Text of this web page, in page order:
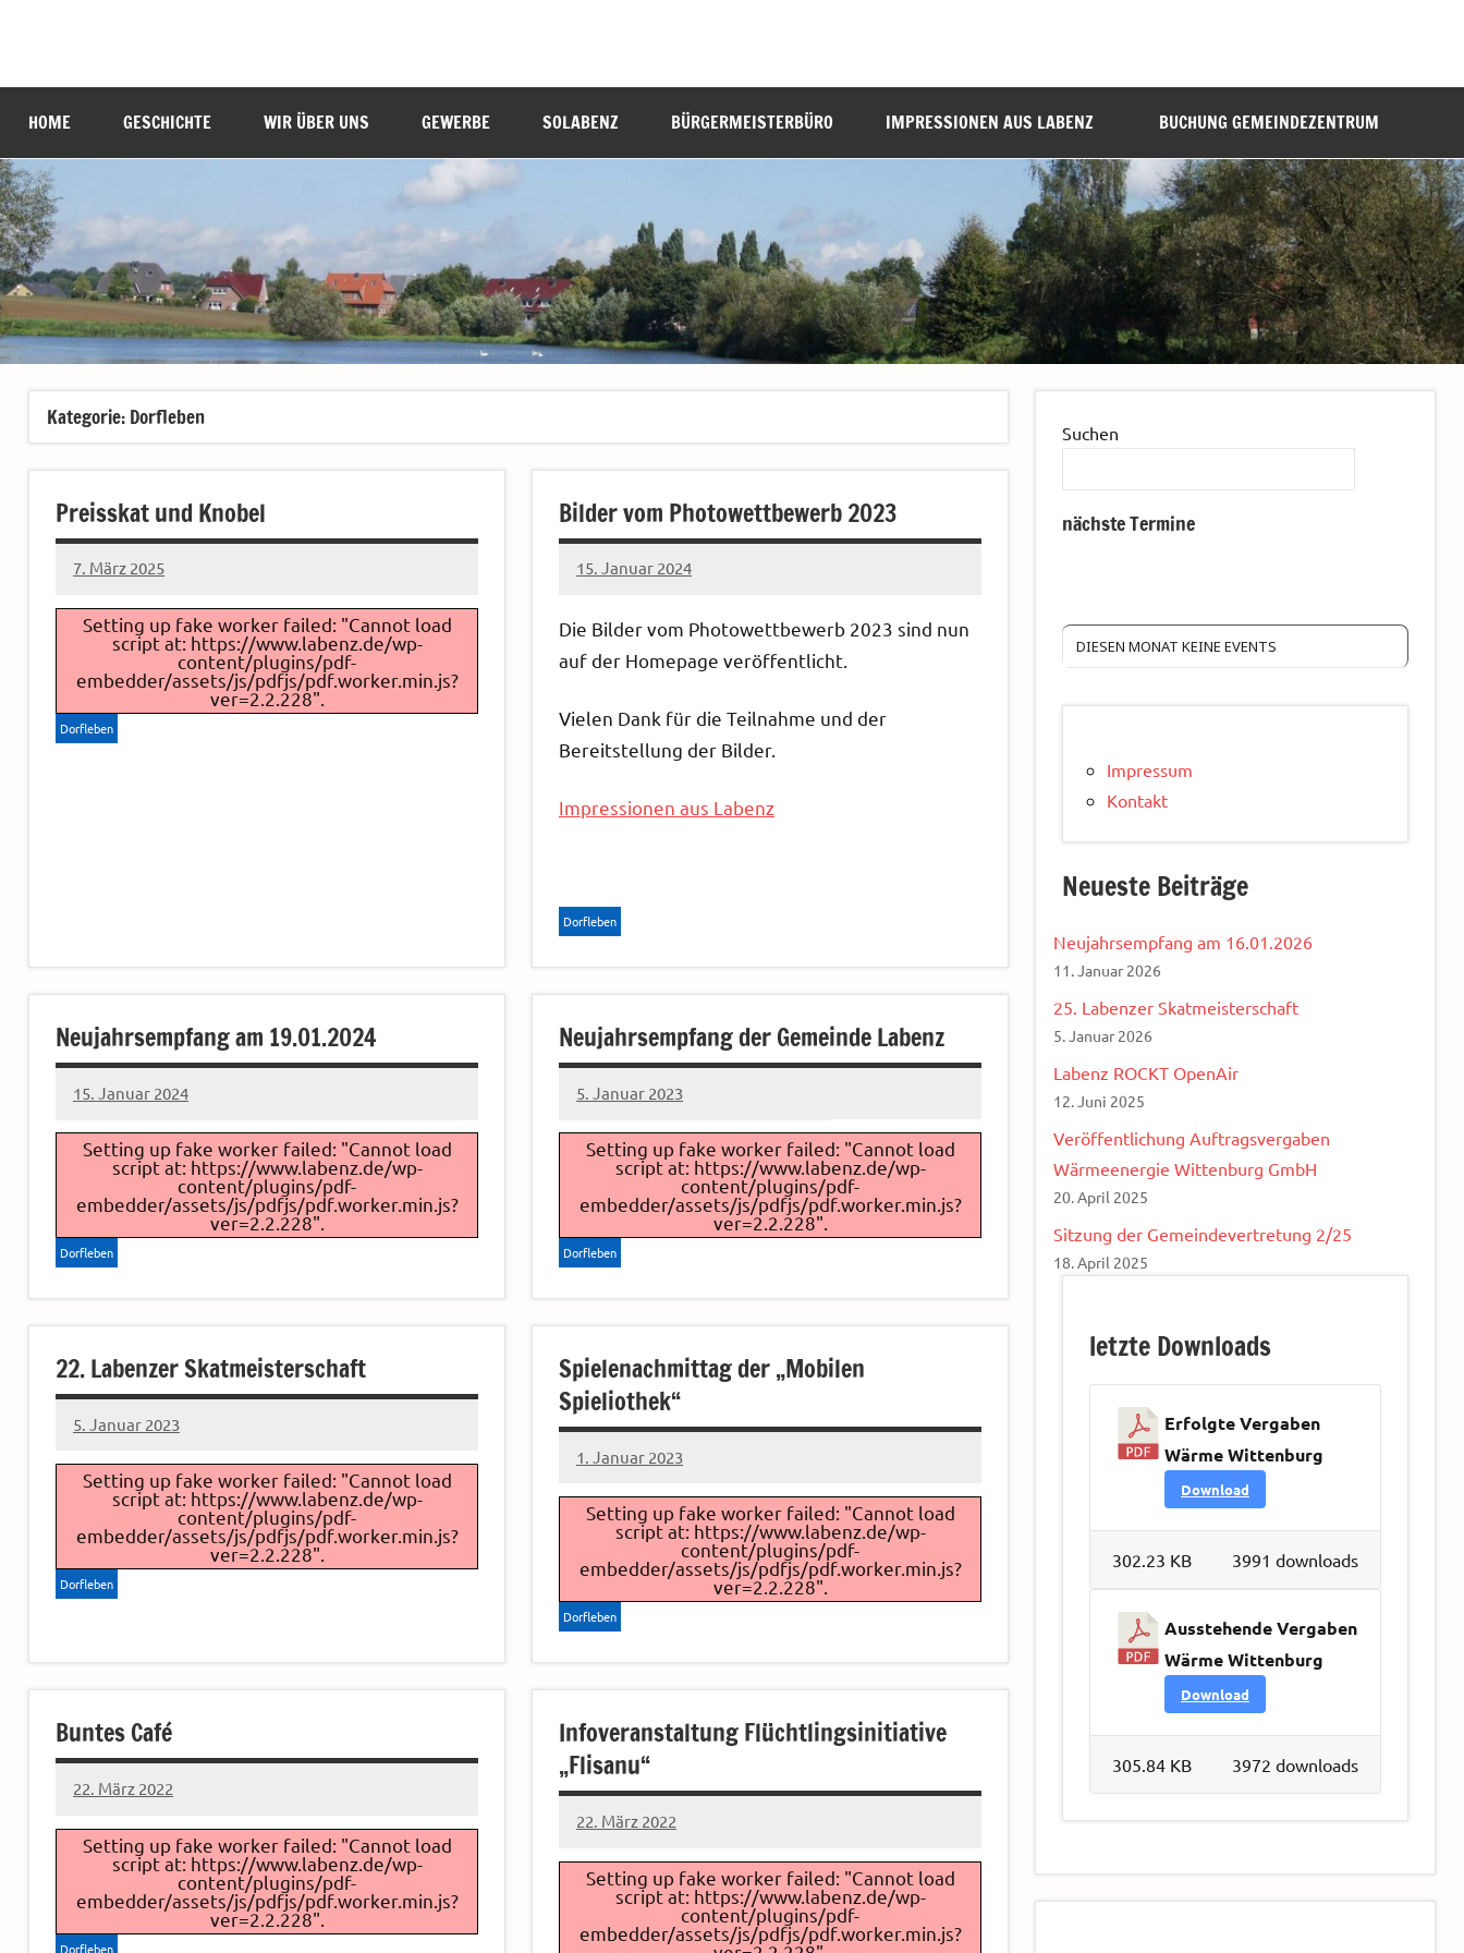
Labenz
Gemeinde
stellt
HOME GESCHICHTE WIR ÜBER UNS GEWERBE SOLABENZ BÜRGERMEISTERBÜRO IMPRESSIONEN AUS LABENZ BUCHUNG GEMEINDEZENTRUM
Kategorie: Dorfleben
Preisskat und Knobel
7. März 2025
Sven
Setting up fake worker failed: "Cannot load
script at: https://www.labenz.de/wp-
content/plugins/pdf-
embedder/assets/js/pdfjs/pdf.worker.min.js?
ver=2.2.228".
Dorfleben
Bilder vom Photowettbewerb 2023
15. Januar 2024
Sven
Die Bilder vom Photowettbewerb 2023 sind nun
auf der Homepage veröffentlicht.
Vielen Dank für die Teilnahme und der
Bereitstellung der Bilder.
Impressionen aus Labenz
Dorfleben
Neujahrsempfang am 19.01.2024
15. Januar 2024
Sven
Setting up fake worker failed: "Cannot load
script at: https://www.labenz.de/wp-
content/plugins/pdf-
embedder/assets/js/pdfjs/pdf.worker.min.js?
ver=2.2.228".
Dorfleben
Neujahrsempfang der Gemeinde Labenz
5. Januar 2023
Sven
Setting up fake worker failed: "Cannot load
script at: https://www.labenz.de/wp-
content/plugins/pdf-
embedder/assets/js/pdfjs/pdf.worker.min.js?
ver=2.2.228".
Dorfleben
22. Labenzer Skatmeisterschaft
5. Januar 2023
Sven
Setting up fake worker failed: "Cannot load
script at: https://www.labenz.de/wp-
content/plugins/pdf-
embedder/assets/js/pdfjs/pdf.worker.min.js?
ver=2.2.228".
Dorfleben
Spielenachmittag der „Mobilen
Spieliothek“
1. Januar 2023
Sven
Setting up fake worker failed: "Cannot load
script at: https://www.labenz.de/wp-
content/plugins/pdf-
embedder/assets/js/pdfjs/pdf.worker.min.js?
ver=2.2.228".
Dorfleben
Buntes Café
22. März 2022
Sven
Setting up fake worker failed: "Cannot load
script at: https://www.labenz.de/wp-
content/plugins/pdf-
embedder/assets/js/pdfjs/pdf.worker.min.js?
ver=2.2.228".
Dorfleben
Infoveranstaltung Flüchtlingsinitiative
„Flisanu“
22. März 2022
Sven
Setting up fake worker failed: "Cannot load
script at: https://www.labenz.de/wp-
content/plugins/pdf-
embedder/assets/js/pdfjs/pdf.worker.min.js?
Suchen
nächste Termine
DIESEN MONAT KEINE EVENTS
Impressum
Kontakt
Neueste Beiträge
Neujahrsempfang am 16.01.2026
11. Januar 2026
25. Labenzer Skatmeisterschaft
5. Januar 2026
Labenz ROCKT OpenAir
12. Juni 2025
Veröffentlichung Auftragsvergaben
Wärmeenergie Wittenburg GmbH
20. April 2025
Sitzung der Gemeindevertretung 2/25
18. April 2025
letzte Downloads
Erfolgte Vergaben
Wärme Wittenburg
Download
3991 downloads
302.23 KB
Ausstehende Vergaben
Wärme Wittenburg
Download
3972 downloads
305.84 KB